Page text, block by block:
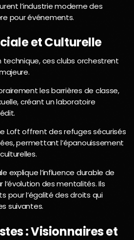
l’industrie moderne des
pour événements.
et Culturelle
technique, ces clubs orchestrent
les barrières de classe,
créant un laboratoire
Loft offrent des refuges sécurisés
permettant l’épanouissement
explique l’influence durable de
des mentalités. Ils
pour l’égalité des droits qui
suivantes.
: Visionnaires et